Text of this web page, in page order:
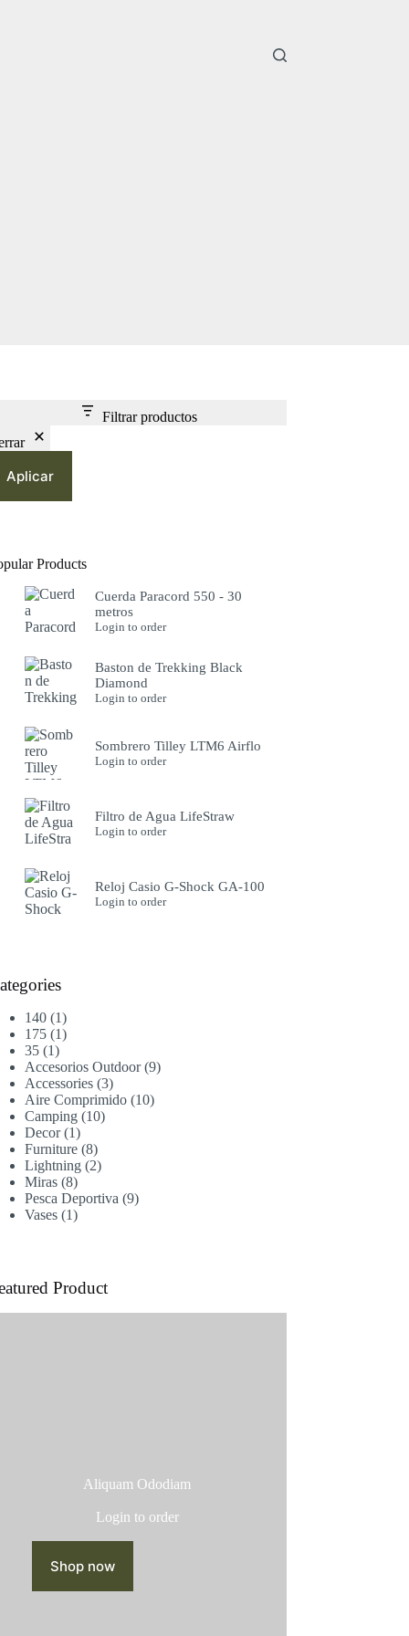
Filtrar productos
Aplicar
Products
Cuerda Paracord 550 - 30
metros
Login to order
Baston de Trekking Black
Diamond
Login to order
Sombrero Tilley LTM6 Airflo
Login to order
Filtro de Agua LifeStraw
Login to order
Reloj Casio G-Shock GA-100
Login to order
140 11
producto
175 11
35 11
producto
Accesorios Outdoor 99
Accessories 33
productos
Aire Comprimido 1010
Camping 1010
Decor 11
producto
Furniture 88
productos
Lightning 22
Miras 88
productos
Pesca Deportiva 99
Vases 11
Product
Aliquam Ododiam
Login to order
Shop now